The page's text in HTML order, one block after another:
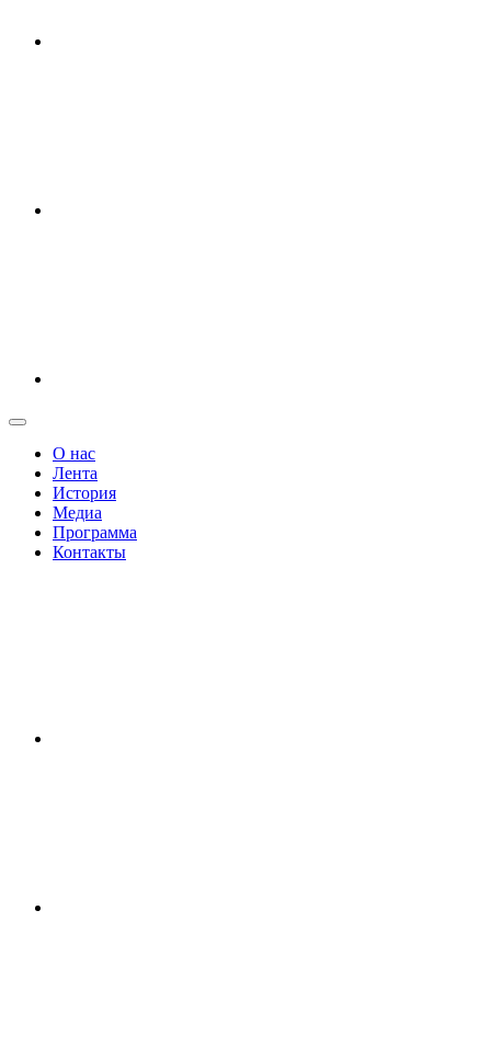
О нас
Лента
История
Медиа
Программа
Контакты